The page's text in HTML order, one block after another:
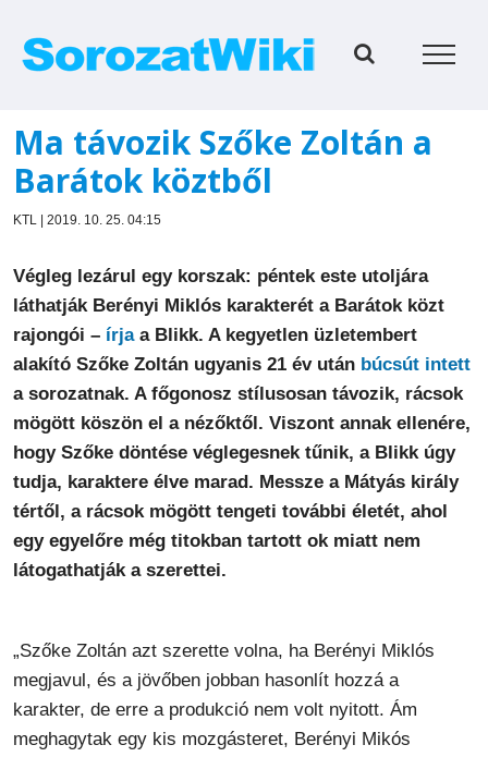
Ma távozik Szőke Zoltán a
Barátok köztből
KTL | 2019. 10. 25. 04:15
Végleg lezárul egy korszak: péntek este utoljára
láthatják Berényi Miklós karakterét a Barátok közt
rajongói – írjaa Blikk. A kegyetlen üzletembert
alakító Szőke Zoltán ugyanis 21 év után búcsút intett
a sorozatnak. A főgonosz stílusosan távozik, rácsok
mögött köszön el a nézőktől. Viszont annak ellenére,
hogy Szőke döntése véglegesnek tűnik, a Blikk úgy
tudja, karaktere élve marad. Messze a Mátyás király
tértől, a rácsok mögött tengeti további életét, ahol
egy egyelőre még titokban tartott ok miatt nem
látogathatják a szerettei.
„Szőke Zoltán azt szerette volna, ha Berényi Miklós
megjavul, és a jövőben jobban hasonlít hozzá a
karakter, de erre a produkció nem volt nyitott. Ám
meghagytak egy kis mozgásteret, Berényi Mikós